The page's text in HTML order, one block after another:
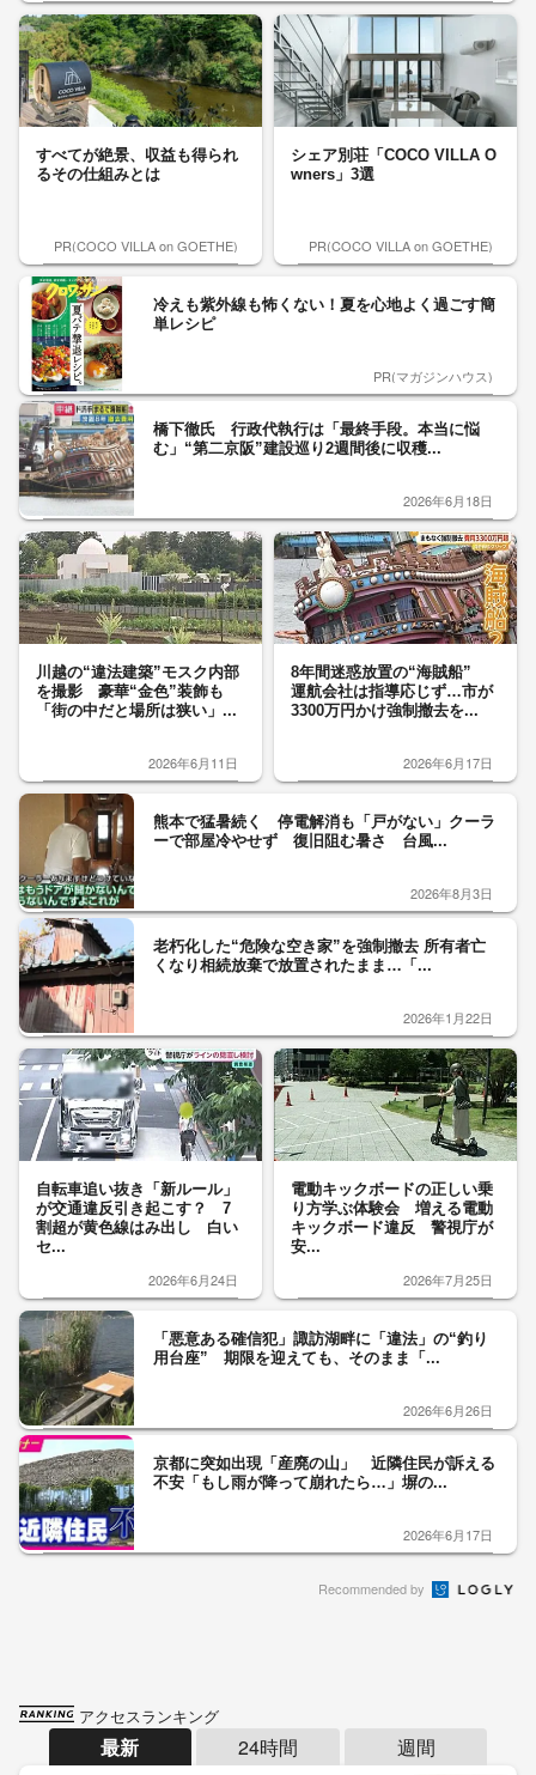
すべてが絶景、収益も得られ
るその仕組みとは
PR(COCO VILLA on GOETHE)
シェア別荘「COCO VILLA O
wners」3選
PR(COCO VILLA on GOETHE)
冷えも紫外線も怖くない！夏を心地よく過ごす簡
単レシピ
PR(マガジンハウス)
橋下徹氏 行政代執行は「最終手段。本当に悩
む」“第二京阪”建設巡り2週間後に収穫...
2026年6月18日
川越の“違法建築”モスク内部
を撮影 豪華“金色”装飾も
「街の中だと場所は狭い」...
2026年6月11日
8年間迷惑放置の“海賊船”
運航会社は指導応じず…市が
3300万円かけ強制撤去を...
2026年6月17日
熊本で猛暑続く 停電解消も「戸がない」クーラ
ーで部屋冷やせず 復旧阻む暑さ 台風...
2026年8月3日
老朽化した“危険な空き家”を強制撤去 所有者亡
くなり相続放棄で放置されたまま…「...
2026年1月22日
自転車追い抜き「新ルール」
が交通違反引き起こす？ 7
割超が黄色線はみ出し 白い
セ...
2026年6月24日
電動キックボードの正しい乗
り方学ぶ体験会 増える電動
キックボード違反 警視庁が
安...
2026年7月25日
「悪意ある確信犯」諏訪湖畔に「違法」の“釣り
用台座” 期限を迎えても、そのまま「...
2026年6月26日
京都に突如出現「産廃の山」 近隣住民が訴える
不安「もし雨が降って崩れたら…」塀の...
2026年6月17日
Recommended by
アクセスランキング
最新 24時間 週間